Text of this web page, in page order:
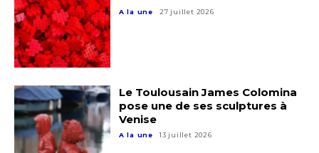
Prénom
Statut / Organisation
J'accepte lestermes et conditions
Adresse email*
Prénom
A la une 27 juillet 2026
Le Toulousain James Colomina
pose une de ses sculptures à
Venise
A la une 13 juillet 2026